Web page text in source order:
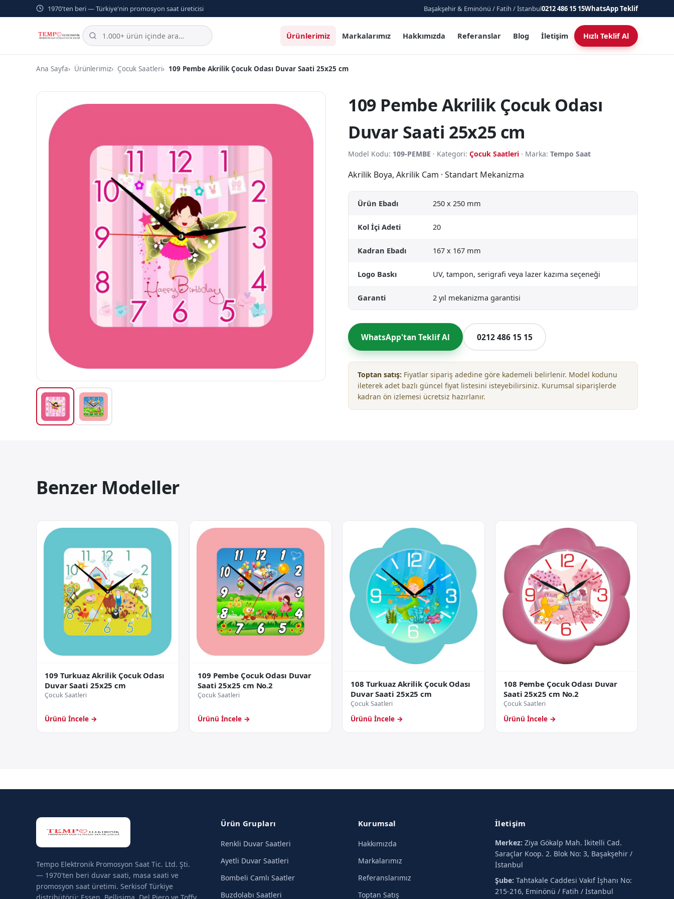
1970'ten beri — Türkiye'nin promosyon saat üreticisi Başakşehir & Eminönü / Fatih / İstanbul0212 486 15 15WhatsApp Teklif
Ürünlerimiz Markalarımız Hakkımızda Referanslar Blog İletişim Hızlı Teklif Al
Ana Sayfa Ürünlerimiz Çocuk Saatleri 109 Pembe Akrilik Çocuk Odası Duvar Saati 25x25 cm
109 Pembe Akrilik Çocuk Odası
Duvar Saati 25x25 cm
Model Kodu: 109-PEMBE · Kategori: Çocuk Saatleri · Marka: Tempo Saat
Akrilik Boya, Akrilik Cam · Standart Mekanizma
Ürün Ebadı 250 x 250 mm
Kol İçi Adeti 20
Kadran Ebadı 167 x 167 mm
Logo Baskı UV, tampon, serigrafi veya lazer kazıma seçeneği
Garanti 2 yıl mekanizma garantisi
WhatsApp'tan Teklif Al 0212 486 15 15
Toptan satış: Fiyatlar sipariş adedine göre kademeli belirlenir. Model kodunu
ileterek adet bazlı güncel fiyat listesini isteyebilirsiniz. Kurumsal siparişlerde
kadran ön izlemesi ücretsiz hazırlanır.
Benzer Modeller
109 Turkuaz Akrilik Çocuk Odası
Duvar Saati 25x25 cm
Çocuk Saatleri
Ürünü İncele →
109 Pembe Çocuk Odası Duvar
Saati 25x25 cm No.2
Çocuk Saatleri
Ürünü İncele →
108 Turkuaz Akrilik Çocuk Odası
Duvar Saati 25x25 cm
Çocuk Saatleri
Ürünü İncele →
108 Pembe Çocuk Odası Duvar
Saati 25x25 cm No.2
Çocuk Saatleri
Ürünü İncele →
Tempo Elektronik Promosyon Saat Tic. Ltd. Şti.
— 1970'ten beri duvar saati, masa saati ve
promosyon saat üretimi. Serkisof Türkiye
Ürün Grupları
Renkli Duvar Saatleri
Ayetli Duvar Saatleri
Bombeli Camlı Saatler
Buzdolabı Saatleri
Kurumsal
Hakkımızda
Markalarımız
Referanslarımız
Toptan Satış
İletişim
Merkez: Ziya Gökalp Mah. İkitelli Cad.
Saraçlar Koop. 2. Blok No: 3, Başakşehir /
İstanbul
Şube: Tahtakale Caddesi Vakıf İşhanı No:
215-216, Eminönü / Fatih / İstanbul